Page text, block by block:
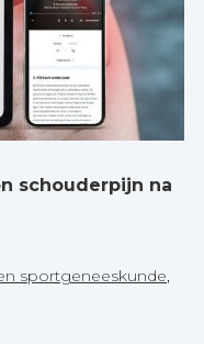
schouderpijn na
sportgeneeskunde